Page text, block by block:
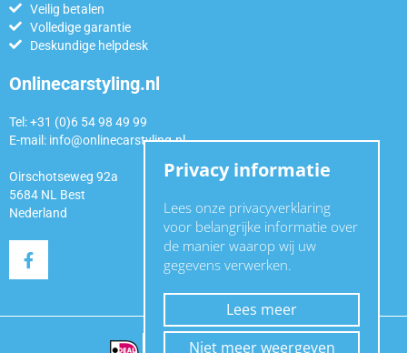
Veilig betalen
Volledige garantie
Deskundige helpdesk
Onlinecarstyling.nl
Tel: +31 (0)6 54 98 49 99
E-mail: info@onlinecarstyling.nl
Oirschotseweg 92a
5684 NL Best
Nederland
Privacy informatie
Lees onze privacyverklaring
voor belangrijke informatie over
de manier waarop wij uw
gegevens verwerken.
Lees meer
Niet meer weergeven